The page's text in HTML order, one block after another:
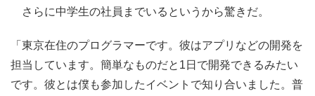
さらに中学生の社員までいるというから驚きだ。
「東京在住のプログラマーです。彼はアプリなどの開発を
担当しています。簡単なものだと1日で開発できるみたい
です。彼とは僕も参加したイベントで知り合いました。普